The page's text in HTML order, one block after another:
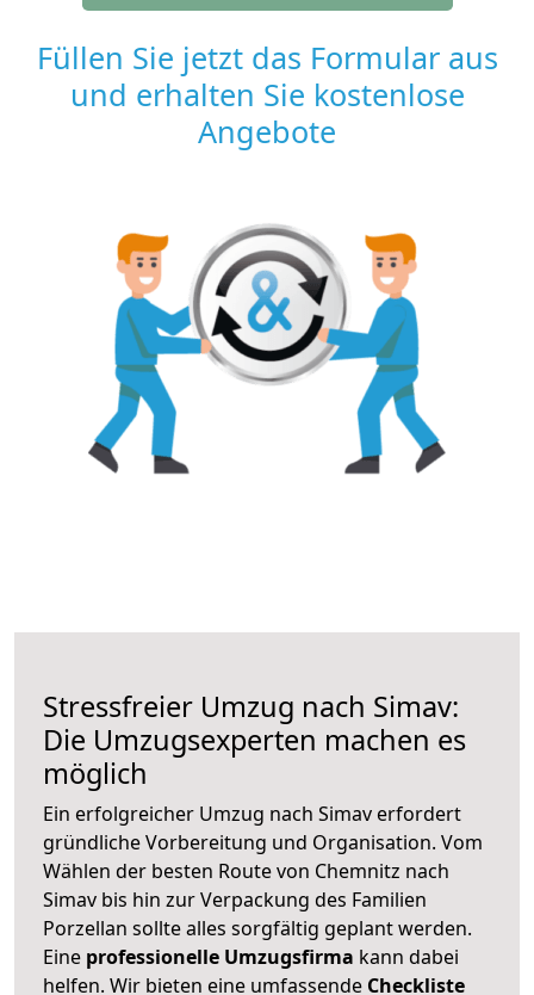
Füllen Sie jetzt das Formular aus
und erhalten Sie kostenlose
Angebote
Stressfreier Umzug nach Simav:
Die Umzugsexperten machen es
möglich
Ein erfolgreicher Umzug nach Simav erfordert
gründliche Vorbereitung und Organisation. Vom
Wählen der besten Route von Chemnitz nach
Simav bis hin zur Verpackung des Familien
Porzellan sollte alles sorgfältig geplant werden.
Eine professionelle Umzugsfirma kann dabei
helfen. Wir bieten eine umfassende Checkliste